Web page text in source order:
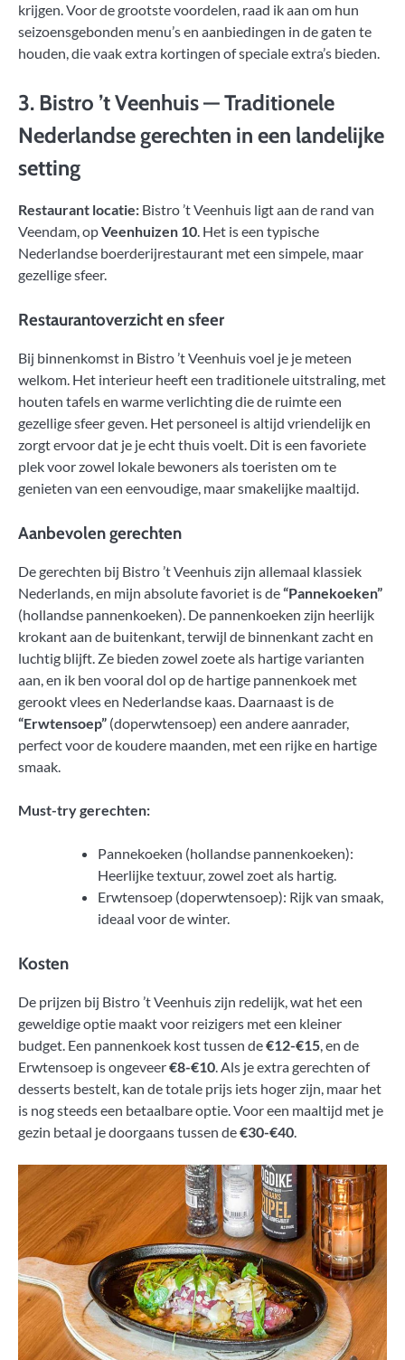
krijgen. Voor de grootste voordelen, raad ik aan om hun
seizoensgebonden menu’s en aanbiedingen in de gaten te
houden, die vaak extra kortingen of speciale extra’s bieden.
3. Bistro ’t Veenhuis— Traditionele
Nederlandse gerechten in een landelijke
setting
Restaurant locatie: Bistro ’t Veenhuis ligt aan de rand van
Veendam, opVeenhuizen 10 . Het is een typische
Nederlandse boerderijrestaurant met een simpele, maar
gezellige sfeer.
Restaurantoverzicht en sfeer
Bij binnenkomst in Bistro ’t Veenhuis voel je je meteen
welkom. Het interieur heeft een traditionele uitstraling, met
houten tafels en warme verlichting die de ruimte een
gezellige sfeer geven. Het personeel is altijd vriendelijk en
zorgt ervoor dat je je echt thuis voelt. Dit is een favoriete
plek voor zowel lokale bewoners als toeristen om te
genieten van een eenvoudige, maar smakelijke maaltijd.
Aanbevolen gerechten
De gerechten bij Bistro ’t Veenhuis zijn allemaal klassiek
Nederlands, en mijn absolute favoriet is de“Pannekoeken”
(hollandse pannenkoeken). De pannenkoeken zijn heerlijk
krokant aan de buitenkant, terwijl de binnenkant zacht en
luchtig blijft. Ze bieden zowel zoete als hartige varianten
aan, en ik ben vooral dol op de hartige pannenkoek met
gerookt vlees en Nederlandse kaas. Daarnaast is de
“Erwtensoep” (doperwtensoep) een andere aanrader,
perfect voor de koudere maanden, met een rijke en hartige
smaak.
Must-try gerechten:
Pannekoeken (hollandse pannenkoeken):
Heerlijke textuur, zowel zoet als hartig.
Erwtensoep (doperwtensoep): Rijk van smaak,
ideaal voor de winter.
Kosten
De prijzen bij Bistro ’t Veenhuis zijn redelijk, wat het een
geweldige optie maakt voor reizigers met een kleiner
budget. Een pannenkoek kost tussen de€12-€15, en de
Erwtensoep is ongeveer€8-€10. Als je extra gerechten of
desserts bestelt, kan de totale prijs iets hoger zijn, maar het
is nog steeds een betaalbare optie. Voor een maaltijd met je
gezin betaal je doorgaans tussen de€30-€40.